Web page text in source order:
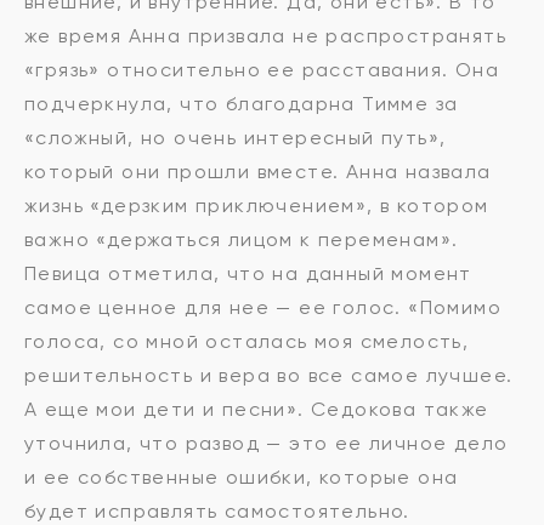
же время Анна призвала не распространять
«грязь» относительно ее расставания. Она
подчеркнула, что благодарна Тимме за
«сложный, но очень интересный путь»,
который они прошли вместе. Анна назвала
жизнь «дерзким приключением», в котором
важно «держаться лицом к переменам».
Певица отметила, что на данный момент
самое ценное для нее — ее голос. «Помимо
голоса, со мной осталась моя смелость,
решительность и вера во все самое лучшее.
А еще мои дети и песни». Седокова также
уточнила, что развод — это ее личное дело
и ее собственные ошибки, которые она
будет исправлять самостоятельно.